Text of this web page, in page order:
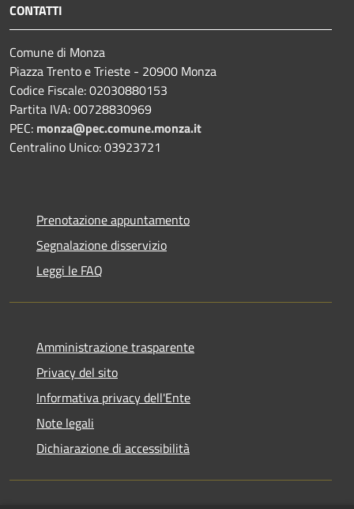
CONTATTI
Comune di Monza
Piazza Trento e Trieste - 20900 Monza
Codice Fiscale: 02030880153
Partita IVA: 00728830969
PEC: monza@pec.comune.monza.it
Centralino Unico: 03923721
Prenotazione appuntamento
Segnalazione disservizio
Leggi le FAQ
Amministrazione trasparente
Privacy del sito
Informativa privacy dell'Ente
Note legali
Dichiarazione di accessibilità